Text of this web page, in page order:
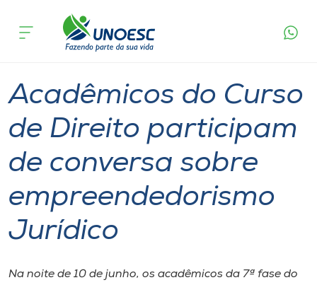
Cursos
Pesquisa
Atendimento ao Estudante
Portal de Ensino
acontece
Acadêmicos do Curso
de Direito participam
de conversa sobre
empreendedorismo
Jurídico
Na noite de 10 de junho, os acadêmicos da 7ª fase do